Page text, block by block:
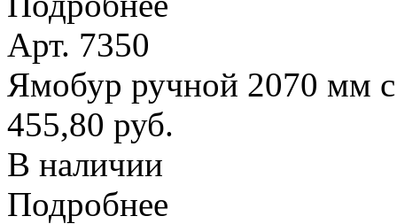
Арт. 7350
Ямобур ручной 2070 мм
455,80 руб.
В наличии
Подробнее